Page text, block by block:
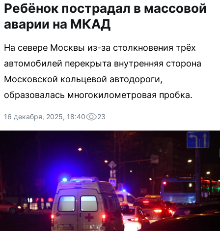
Ребёнок пострадал в массовой
аварии на МКАД
На севере Москвы из-за столкновения трёх
автомобилей перекрыта внутренняя сторона
Московской кольцевой автодороги,
образовалась многокилометровая пробка.
16 декабря, 2025, 18:40 23